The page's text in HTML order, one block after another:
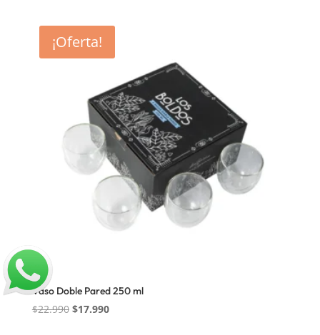
¡Oferta!
Vaso Doble Pared 250 ml
$22.990 El
$17.990El